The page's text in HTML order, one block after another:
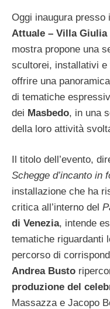
Oggi inaugura presso
Attuale – Villa Giulia
mostra propone una
scultorei, installativi
offrire una
di tematiche
dei Masbedo, in una
della loro attività
Il titolo dell’evento,
Schegge d’incanto in
installazione che ha
critica all’interno del
di Venezia, intende
tematiche riguardanti
percorso di
Andrea Busto
produzione del
Massazza e Jacopo